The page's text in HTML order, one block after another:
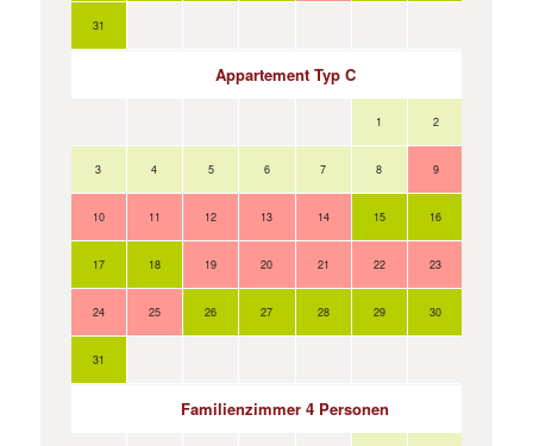
31
Appartement Typ C
1 2
3 4 5 6 7 8 9
10 11 12 13 14 15 16
17 18 19 20 21 22 23
24 25 26 27 28 29 30
31
Familienzimmer 4 Personen